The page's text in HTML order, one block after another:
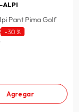
ALPI
Pant Pima Golf
-30 %
Agregar